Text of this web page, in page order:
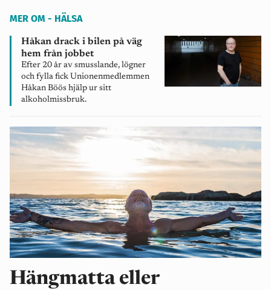
MER OM - HÄLSA
Håkan drack i bilen på väg
hem från jobbet
Efter 20 år av smusslande, lögner
och fylla fick Unionenmedlemmen
Håkan Böös hjälp ur sitt
alkoholmissbruk.
Hängmatta eller